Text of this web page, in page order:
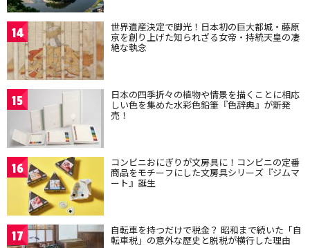
14 世界遺産決定で脚光！日本初の巨大都城・藤原
京を創り上げた知られざる女帝・持統天皇の凄
絶な執念
15 日本の四季折々の植物や情景を描くことに相応
しい色を集めた水彩色鉛筆『色辞典』が新発
売！
16 コンビニおにぎりが文房具に！コンビニの定番
商品をモチーフにした文房具シリーズ『ジムマ
ート』誕生
17 自転車を持つだけで税金？ 昭和まで続いた「自
転車税」の意外な歴史と脱税が横行した理由